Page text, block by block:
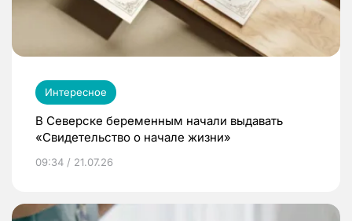
Интересное
В Северске беременным начали выдавать
«Свидетельство о начале жизни»
09:34 / 21.07.26